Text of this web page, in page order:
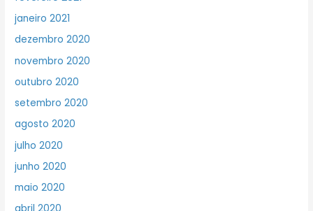
janeiro 2021
dezembro 2020
novembro 2020
outubro 2020
setembro 2020
agosto 2020
julho 2020
junho 2020
maio 2020